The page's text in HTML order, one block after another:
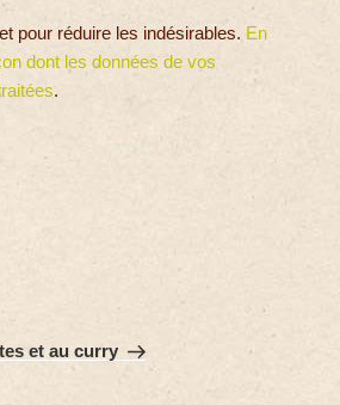
pour réduire les indésirables. En
dont les données de vos
.
et au curry